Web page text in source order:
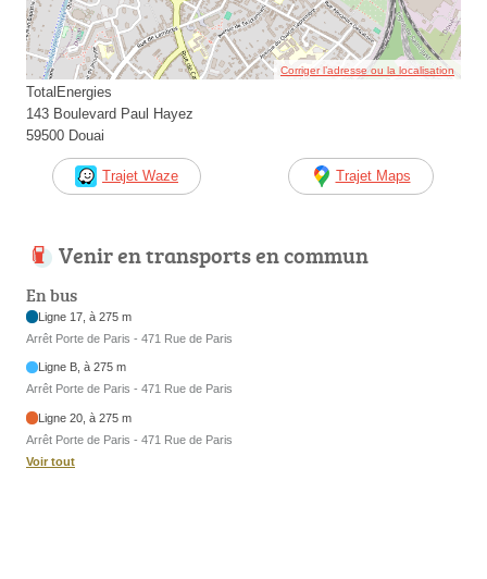
Corriger l’adresse ou la localisation
TotalEnergies
143 Boulevard Paul Hayez
59500 Douai
Trajet Waze Trajet Maps
Venir en transports en commun
En bus
Ligne 17, à 275 m
Arrêt Porte de Paris - 471 Rue de Paris
Ligne B, à 275 m
Arrêt Porte de Paris - 471 Rue de Paris
Ligne 20, à 275 m
Arrêt Porte de Paris - 471 Rue de Paris
Voir tout